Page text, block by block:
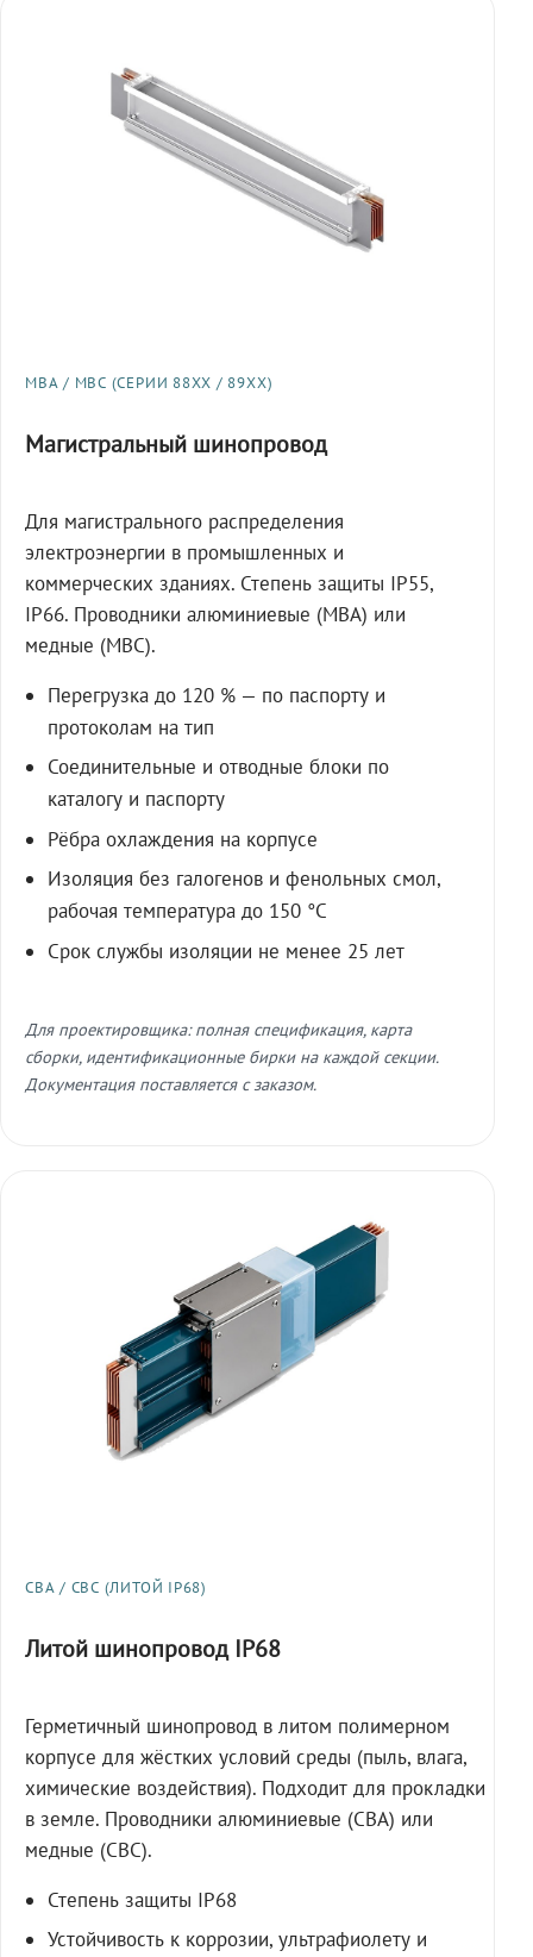
МВА / МВС (СЕРИИ 88XX / 89XX)
Магистральный шинопровод
Для магистрального распределения
электроэнергии в промышленных и
коммерческих зданиях. Степень защиты IP55,
IP66. Проводники алюминиевые (МВА) или
медные (МВС).
Перегрузка до 120 % — по паспорту и
протоколам на тип
Соединительные и отводные блоки по
каталогу и паспорту
Рёбра охлаждения на корпусе
Изоляция без галогенов и фенольных смол,
рабочая температура до 150 °C
Срок службы изоляции не менее 25 лет
Для проектировщика: полная спецификация, карта
сборки, идентификационные бирки на каждой секции.
Документация поставляется с заказом.
СВА / СВС (ЛИТОЙ IP68)
Литой шинопровод IP68
Герметичный шинопровод в литом полимерном
корпусе для жёстких условий среды (пыль, влага,
химические воздействия). Подходит для прокладки
в земле. Проводники алюминиевые (СВА) или
медные (СВС).
Степень защиты IP68
Устойчивость к коррозии, ультрафиолету и